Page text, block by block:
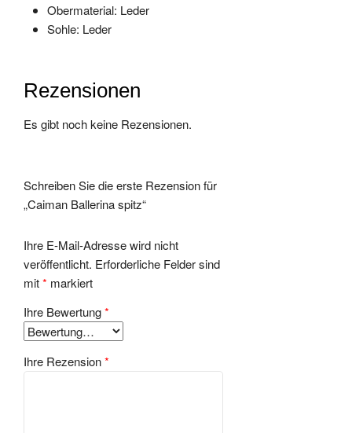
Obermaterial: Leder
Sohle: Leder
Rezensionen
Es gibt noch keine Rezensionen.
Schreiben Sie die erste Rezension für
„Caiman Ballerina spitz“
Ihre E-Mail-Adresse wird nicht
veröffentlicht. Erforderliche Felder sind
mit* markiert
Ihre Bewertung*
Ihre Rezension*